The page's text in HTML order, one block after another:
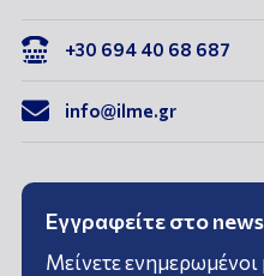
 +30 694 40 68 687
 info@ilme.gr
Εγγραφείτε στο
Μείνετε ενημερωμένοι